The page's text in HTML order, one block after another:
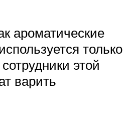
ароматические
только
этой
варить